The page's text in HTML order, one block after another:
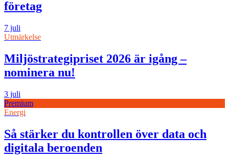
företag
7 juli
Utmärkelse
Miljöstrategipriset 2026 är igång –
nominera nu!
3 juli
Premium
Energi
Så stärker du kontrollen över data och
digitala beroenden